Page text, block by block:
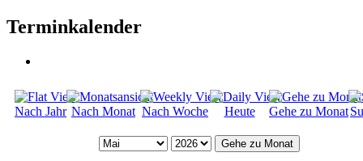
Terminkalender
Nach Jahr Nach Monat Nach Woche Heute Gehe zu Monat
Gehe zu Monat